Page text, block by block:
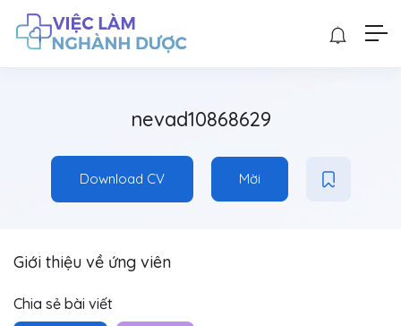
nevad10868629
Download CV Mời
Giới thiệu về ứng viên
Chia sẻ bài viết